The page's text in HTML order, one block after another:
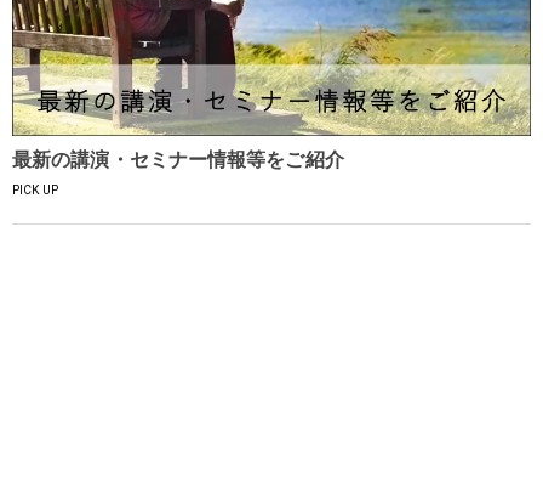
最新の講演・セミナー情報等をご紹介
PICK UP